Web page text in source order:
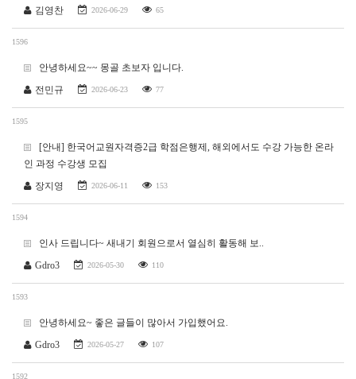
김영찬
2026-06-29 65
1596
안녕하세요~~ 몽골 초보자 입니다.
전민규
2026-06-23 77
1595
[안내] 한국어교원자격증2급 학점은행제, 해외에서도 수강 가능한 온라
인 과정 수강생 모집
장지영
2026-06-11 153
1594
인사 드립니다~ 새내기 회원으로서 열심히 활동해 보..
Gdro3
2026-05-30 110
1593
안녕하세요~ 좋은 글들이 많아서 가입했어요.
Gdro3
2026-05-27 107
1592